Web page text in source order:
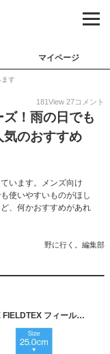
マイページ
ます
181View 27コメント
！雨の日でも
のおすすめ
います。メンズ向け
使いやすいものがほし
、何かおすすめがあれ
野に行く。編集部
レインブーツ メンズ 完全防水 ショート長靴 3E FIELDTEX フィールドテックス FT-1342 靴 防水 レインシューズ メンズレインブーツ 防水ブーツ 防水シューズ 防水スリッポン ショート丈 雨靴 ちょい履き ちょっと履き ブラック 通勤 通学 雨の日 梅雨 雪 sgc